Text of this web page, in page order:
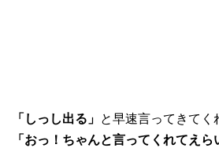
「しっし出る」 と早速言ってきてく
「おっ！ちゃんと言ってくれてえら